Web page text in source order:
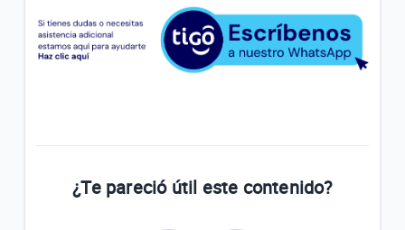
¿Te pareció útil este contenido?